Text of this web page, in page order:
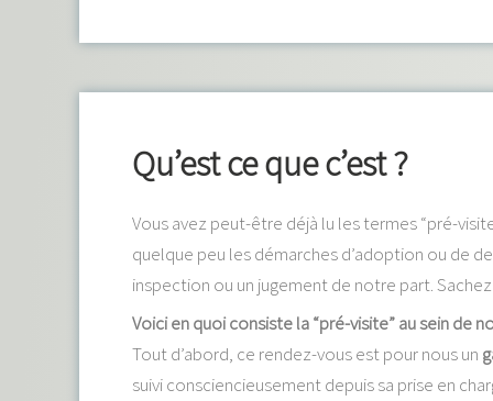
Qu’est ce que c’est ?
Vous avez peut-être déjà lu les termes “pré-
quelque peu les démarches d’adoption ou de
inspection ou un jugement de notre part. Sachez
Voici en quoi consiste la “pré-visite” au sein de
Tout d’abord, ce rendez-vous est pour nous un
suivi consciencieusement depuis sa prise en